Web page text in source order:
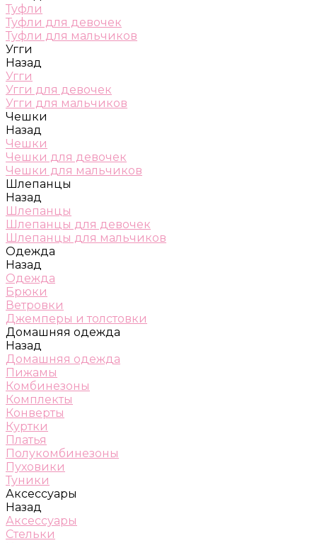
Туфли
Туфли для девочек
Туфли для мальчиков
Угги
Назад
Угги
Угги для девочек
Угги для мальчиков
Чешки
Назад
Чешки
Чешки для девочек
Чешки для мальчиков
Шлепанцы
Назад
Шлепанцы
Шлепанцы для девочек
Шлепанцы для мальчиков
Одежда
Назад
Одежда
Брюки
Ветровки
Джемперы и толстовки
Домашняя одежда
Назад
Домашняя одежда
Пижамы
Комбинезоны
Комплекты
Конверты
Куртки
Платья
Полукомбинезоны
Пуховики
Туники
Аксессуары
Назад
Аксессуары
Стельки